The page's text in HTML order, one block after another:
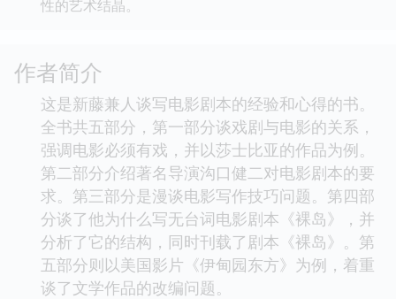
性的艺术结晶。
作者简介
这是新藤兼人谈写电影剧本的经验和心得的书。
全书共五部分，第一部分谈戏剧与电影的关系，
强调电影必须有戏，并以莎士比亚的作品为例。
第二部分介绍著名导演沟口健二对电影剧本的要
求。第三部分是漫谈电影写作技巧问题。第四部
分谈了他为什么写无台词电影剧本《裸岛》，并
分析了它的结构，同时刊载了剧本《裸岛》。第
五部分则以美国影片《伊甸园东方》为例，着重
谈了文学作品的改编问题。